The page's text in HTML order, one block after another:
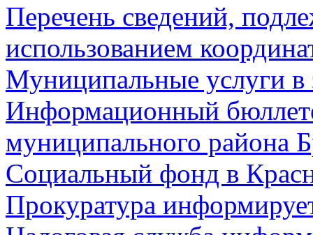
Перечень сведений,
использованием
Муниципальные услуги в
Информационный
муниципального района
Социальный фонд в
Прокуратура